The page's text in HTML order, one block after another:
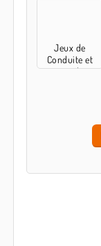
Jeux de
Conduite et
cascades